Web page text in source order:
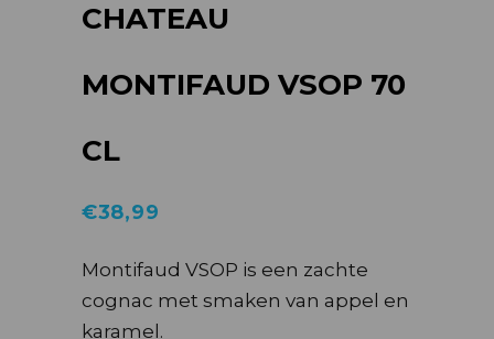
CHATEAU
MONTIFAUD VSOP 70
CL
€38,99
Montifaud VSOP is een zachte
cognac met smaken van appel en
karamel.